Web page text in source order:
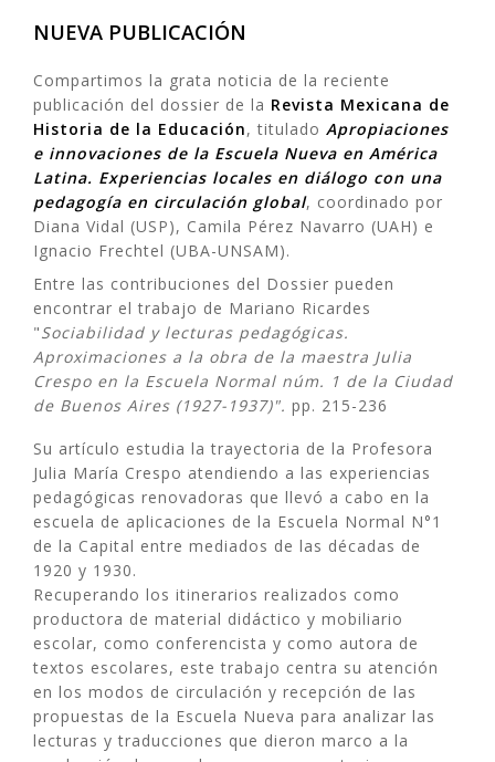
NUEVA PUBLICACIÓN
Compartimos la grata noticia de la reciente
publicación del dossier de la Revista Mexicana de
Historia de la Educación, titulado Apropiaciones
e innovaciones de la Escuela Nueva en América
Latina. Experiencias locales en diálogo con una
pedagogía en circulación global, coordinado por
Diana Vidal (USP), Camila Pérez Navarro (UAH) e
Ignacio Frechtel (UBA-UNSAM).
Entre las contribuciones del Dossier pueden
encontrar el trabajo de Mariano Ricardes
"Sociabilidad y lecturas pedagógicas.
Aproximaciones a la obra de la maestra Julia
Crespo en la Escuela Normal núm. 1 de la Ciudad
de Buenos Aires (1927-1937)". pp. 215-236
Su artículo estudia la trayectoria de la Profesora
Julia María Crespo atendiendo a las experiencias
pedagógicas renovadoras que llevó a cabo en la
escuela de aplicaciones de la Escuela Normal N°1
de la Capital entre mediados de las décadas de
1920 y 1930.
​Recuperando los itinerarios realizados como
productora de material didáctico y mobiliario
escolar, como conferencista y como autora de
textos escolares, este trabajo centra su atención
en los modos de circulación y recepción de las
propuestas de la Escuela Nueva para analizar las
lecturas y traducciones que dieron marco a la